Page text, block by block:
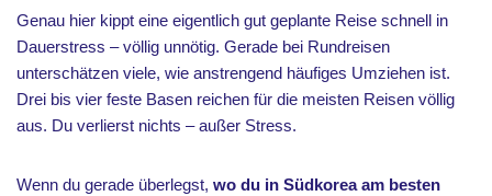
Genau hier kippt eine eigentlich gut geplante Reise schnell in
Dauerstress – völlig unnötig. Gerade bei Rundreisen
unterschätzen viele, wie anstrengend häufiges Umziehen ist.
Drei bis vier feste Basen reichen für die meisten Reisen völlig
aus. Du verlierst nichts – außer Stress.
Wenn du gerade überlegst, wo du in Südkorea am besten